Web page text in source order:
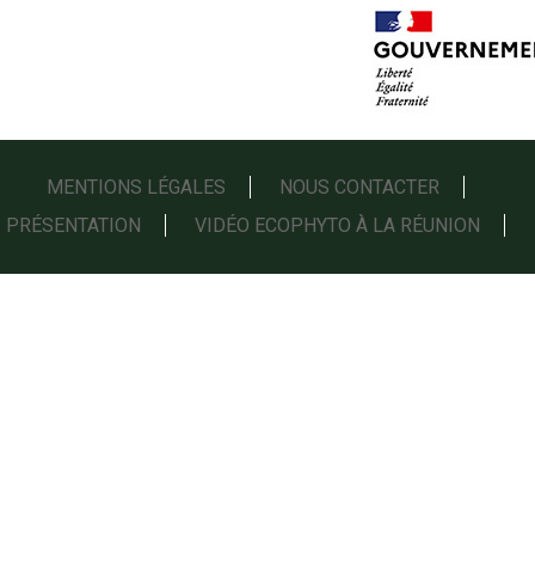
MENTIONS LÉGALES
NOUS CONTACTER
PRÉSENTATION
VIDÉO ECOPHYTO À LA RÉUNION